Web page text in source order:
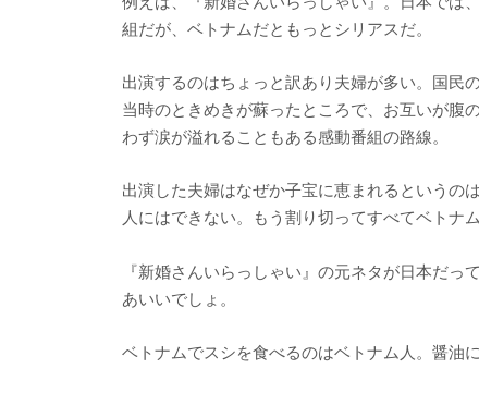
組だが、ベトナムだともっとシリアスだ。
出演するのはちょっと訳あり夫婦が多い。国民
当時のときめきが蘇ったところで、お互いが腹
わず涙が溢れることもある感動番組の路線。
出演した夫婦はなぜか子宝に恵まれるというの
人にはできない。もう割り切ってすべてベトナ
『新婚さんいらっしゃい』の元ネタが日本だ
あいいでしょ。
ベトナムでスシを食べるのはベトナム人。醤油